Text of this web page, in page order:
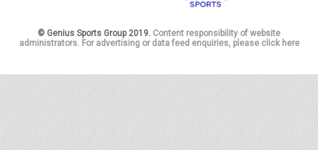
© Genius Sports Group 2019. Content responsibility of website
administrators. For advertising or data feed enquiries, please click here